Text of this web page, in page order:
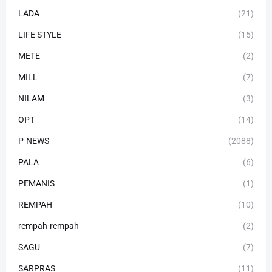
LADA (21)
LIFE STYLE (15)
METE (2)
MILL (7)
NILAM (3)
OPT (14)
P-NEWS (2088)
PALA (6)
PEMANIS (1)
REMPAH (10)
rempah-rempah (2)
SAGU (7)
SARPRAS (11)